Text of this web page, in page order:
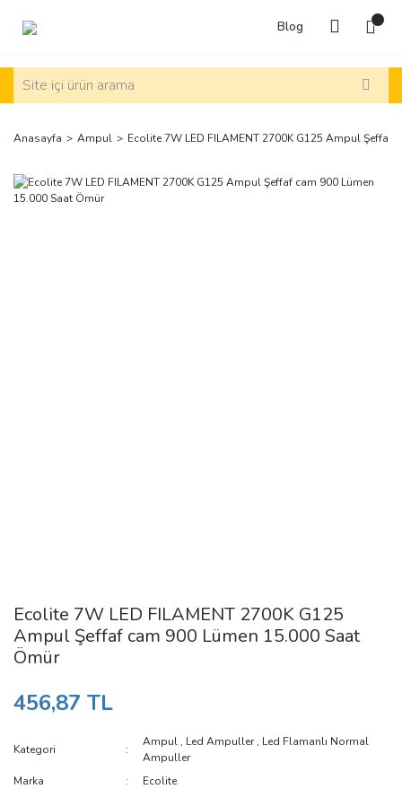
Blog
Anasayfa Ampul Ecolite 7W LED FILAMENT 2700K G125 Ampul Şeffaf
Ecolite 7W LED FILAMENT 2700K G125
Ampul Şeffaf cam 900 Lümen 15.000 Saat
Ömür
456,87 TL
Kategori
Ampul , Led Ampuller, Led Flamanlı Normal
Ampuller
Marka
Ecolite